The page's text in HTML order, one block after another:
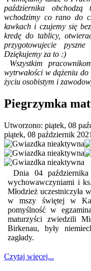
października
wchodzimy co rano do
ławkach i czujemy się
kredę do tablicy,
przygotowujecie
Dziękujemy za to :)
Wszystkim
wytrwałości w dążeniu
życiu osobistym i
Piegrzymka
Utworzono: piątek, 08
piątek, 08 październik
Dnia 04
wychowawczyniami i
Młodzież uczestniczyła
w mszy świętej w
pomyślność w
maturzyści zwiedzili
Birkenau, były
zagłady.
Czytaj więcej...